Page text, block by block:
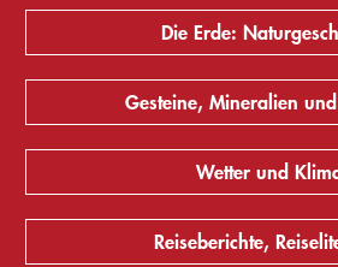
Die Erde:
Gesteine, Mineralien
Wetter und
Reiseberichte,